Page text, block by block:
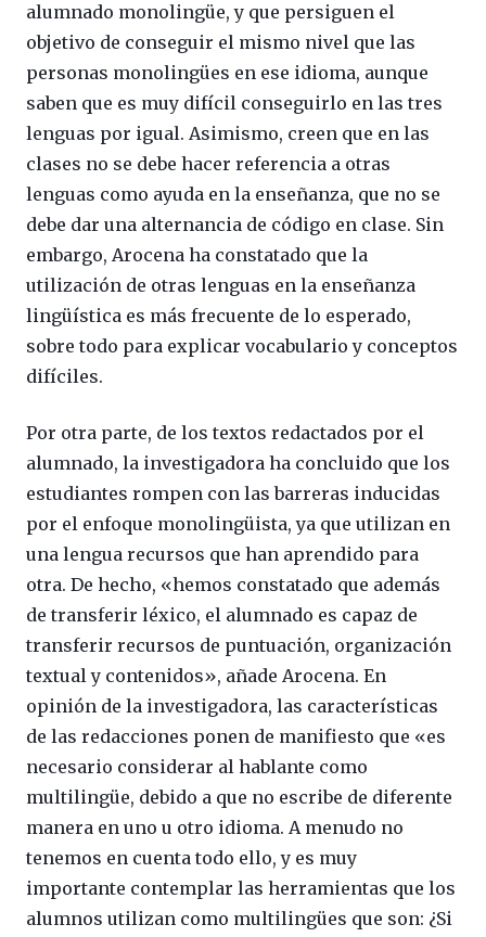
alumnado monolingüe, y que persiguen el
objetivo de conseguir el mismo nivel que las
personas monolingües en ese idioma, aunque
saben que es muy difícil conseguirlo en las tres
lenguas por igual. Asimismo, creen que en las
clases no se debe hacer referencia a otras
lenguas como ayuda en la enseñanza, que no se
debe dar una alternancia de código en clase. Sin
embargo, Arocena ha constatado que la
utilización de otras lenguas en la enseñanza
lingüística es más frecuente de lo esperado,
sobre todo para explicar vocabulario y conceptos
difíciles.
Por otra parte, de los textos redactados por el
alumnado, la investigadora ha concluido que los
estudiantes rompen con las barreras inducidas
por el enfoque monolingüista, ya que utilizan en
una lengua recursos que han aprendido para
otra. De hecho, «hemos constatado que además
de transferir léxico, el alumnado es capaz de
transferir recursos de puntuación, organización
textual y contenidos», añade Arocena. En
opinión de la investigadora, las características
de las redacciones ponen de manifiesto que «es
necesario considerar al hablante como
multilingüe, debido a que no escribe de diferente
manera en uno u otro idioma. A menudo no
tenemos en cuenta todo ello, y es muy
importante contemplar las herramientas que los
alumnos utilizan como multilingües que son: ¿Si